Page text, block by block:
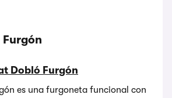
Dobló Furgón
es una furgoneta funcional con